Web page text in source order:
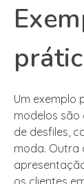
Um exemplo
modelos
de desfiles,
moda. Outra
os clientes